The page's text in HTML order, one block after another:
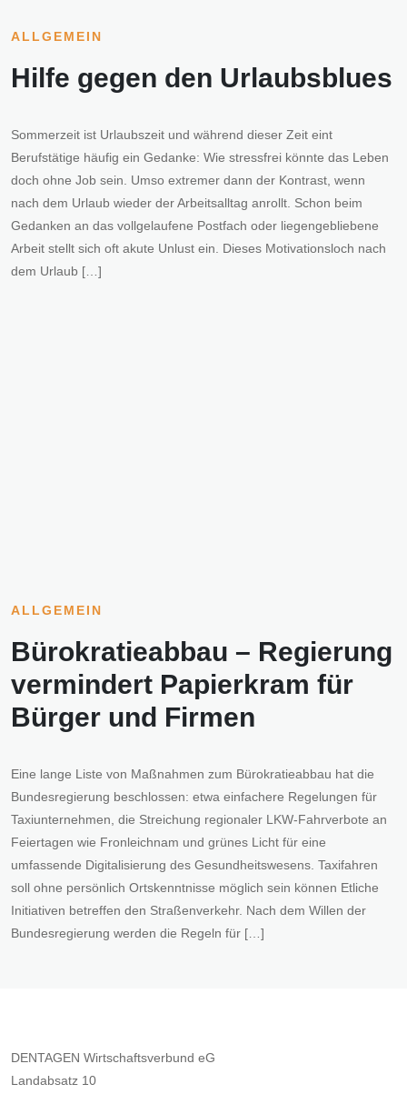
ALLGEMEIN
Hilfe gegen den Urlaubsblues
Sommerzeit ist Urlaubszeit und während dieser Zeit eint
Berufstätige häufig ein Gedanke: Wie stressfrei könnte das Leben
doch ohne Job sein. Umso extremer dann der Kontrast, wenn
nach dem Urlaub wieder der Arbeitsalltag anrollt. Schon beim
Gedanken an das vollgelaufene Postfach oder liegengebliebene
Arbeit stellt sich oft akute Unlust ein. Dieses Motivationsloch nach
dem Urlaub […]
ALLGEMEIN
Bürokratieabbau – Regierung
vermindert Papierkram für
Bürger und Firmen
Eine lange Liste von Maßnahmen zum Bürokratieabbau hat die
Bundesregierung beschlossen: etwa einfachere Regelungen für
Taxiunternehmen, die Streichung regionaler LKW-Fahrverbote an
Feiertagen wie Fronleichnam und grünes Licht für eine
umfassende Digitalisierung des Gesundheitswesens. Taxifahren
soll ohne persönlich Ortskenntnisse möglich sein können Etliche
Initiativen betreffen den Straßenverkehr. Nach dem Willen der
Bundesregierung werden die Regeln für […]
DENTAGEN Wirtschaftsverbund eG
Landabsatz 10